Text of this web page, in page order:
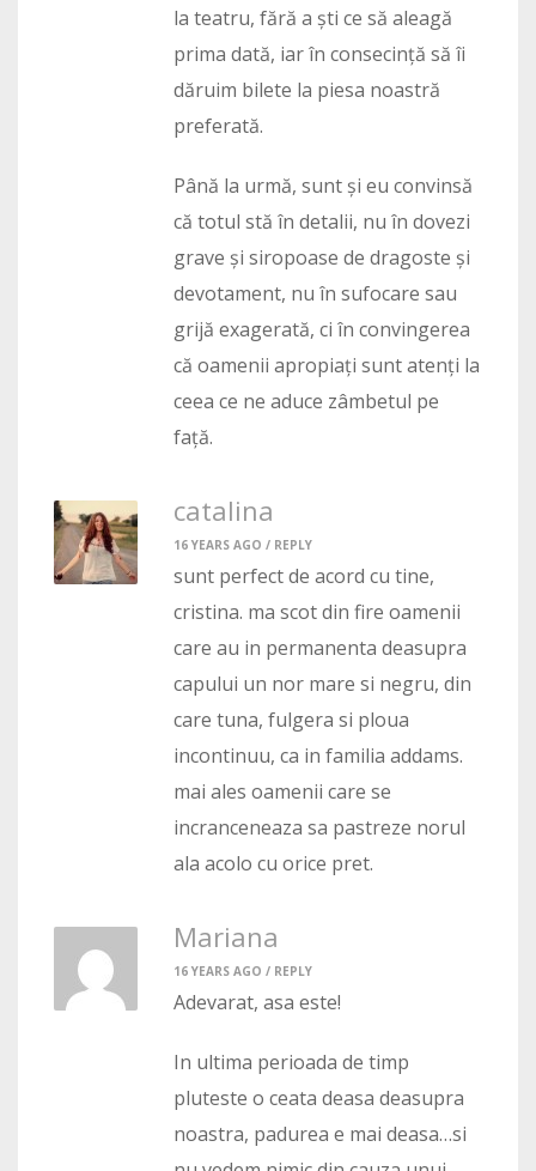
la teatru, fără a ști ce să aleagă
prima dată, iar în consecință să îi
dăruim bilete la piesa noastră
preferată.
Până la urmă, sunt și eu convinsă
că totul stă în detalii, nu în dovezi
grave și siropoase de dragoste și
devotament, nu în sufocare sau
grijă exagerată, ci în convingerea
că oamenii apropiați sunt atenți la
ceea ce ne aduce zâmbetul pe
față.
catalina
16 YEARS AGO / REPLY
sunt perfect de acord cu tine,
cristina. ma scot din fire oamenii
care au in permanenta deasupra
capului un nor mare si negru, din
care tuna, fulgera si ploua
incontinuu, ca in familia addams.
mai ales oamenii care se
incranceneaza sa pastreze norul
ala acolo cu orice pret.
Mariana
16 YEARS AGO / REPLY
Adevarat, asa este!
In ultima perioada de timp
pluteste o ceata deasa deasupra
noastra, padurea e mai deasa…si